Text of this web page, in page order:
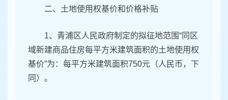
二、土地使用权基价和价格补贴
1、青浦区人民政府制定的拟征地范围“同区
域新建商品住房每平方米建筑面积的土地使用权
基价”为：每平方米建筑面积750元（人民币，下
同）。